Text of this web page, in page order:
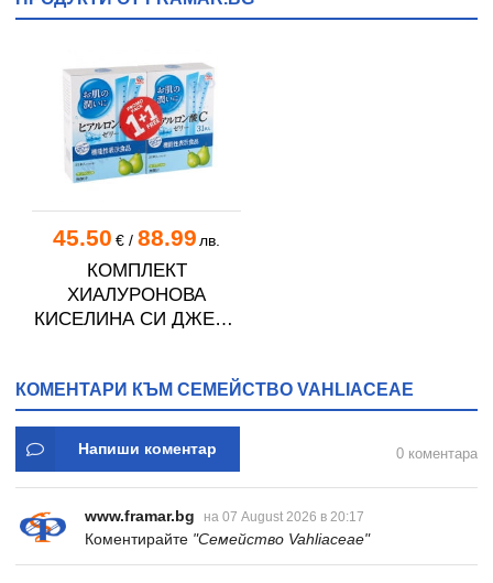
45.50 €/ 88.99 лв.
КОМПЛЕКТ
ХИАЛУРОНОВА
КИСЕЛИНА СИ ДЖЕЛИ
КОМЕНТАРИ КЪМ СЕМЕЙСТВО VAHLIACEAE
Напиши коментар 0 коментара
www.framar.bg на 07 August 2026 в 20:17
Коментирайте "Семейство Vahliaceae"